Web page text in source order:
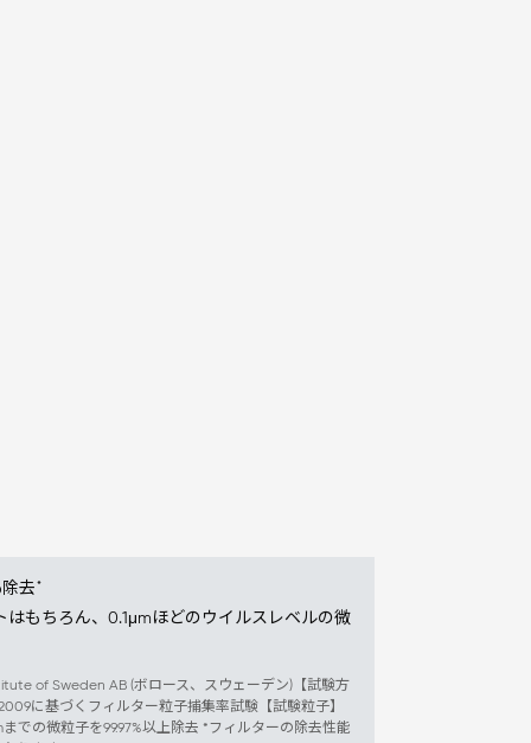
去 *
もちろん、0.1μmほどのウイルスレベルの微
of Sweden AB (ボロース、スウェーデン)【試験方
に基づくフィルター粒子捕集率試験【試験粒子】
での微粒子を99.97%以上除去 *フィルターの除去性能